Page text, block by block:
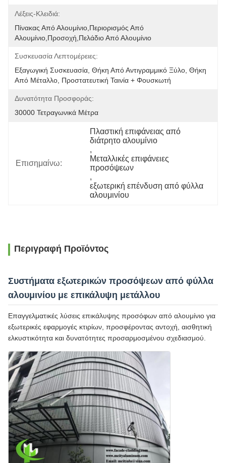
Λέξεις-Κλειδιά:
Πίνακας Από Αλουμίνιο,περιορισμός Από
Αλουμίνιο,προσοχή,πελάδιο Από Αλουμίνιο
Συσκευασία Λεπτομέρειες:
Εξαγωγική Συσκευασία, Θήκη Από Αντιγραμμικό Ξύλο, Θήκη
Από Μέταλλο, Προστατευτική Ταινία + Φουσκωτή
Δυνατότητα Προσφοράς:
30000 Τετραγωνικά Μέτρα
Επισημαίνω:
Πλαστική επιφάνειας από
διάτρητο αλουμίνιο
,
Μεταλλικές επιφάνειες
προσόψεων
,
εξωτερική επένδυση από φύλλα
αλουμινίου
Περιγραφή Προϊόντος
Συστήματα εξωτερικών προσόψεων από φύλλα
αλουμινίου με επικάλυψη μετάλλου
Επαγγελματικές λύσεις επικάλυψης προσόφων από αλουμίνιο για
εξωτερικές εφαρμογές κτιρίων, προσφέροντας αντοχή, αισθητική
ελκυστικότητα και δυνατότητες προσαρμοσμένου σχεδιασμού.